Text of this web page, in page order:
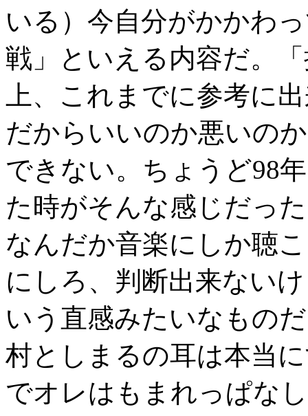
いる）今自分がかかわ
戦」といえる内容だ。
上、これまでに参考に
だからいいのか悪いの
できない。ちょうど98
た時がそんな感じだっ
なんだか音楽にしか聴
にしろ、判断出来ない
いう直感みたいなもの
村としまるの耳は本当
でオレはもまれっぱな